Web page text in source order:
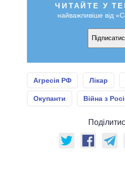
ЧИТАЙТЕ У
найважливіше від
Агресія РФ Лікар
Окупанти Війна з